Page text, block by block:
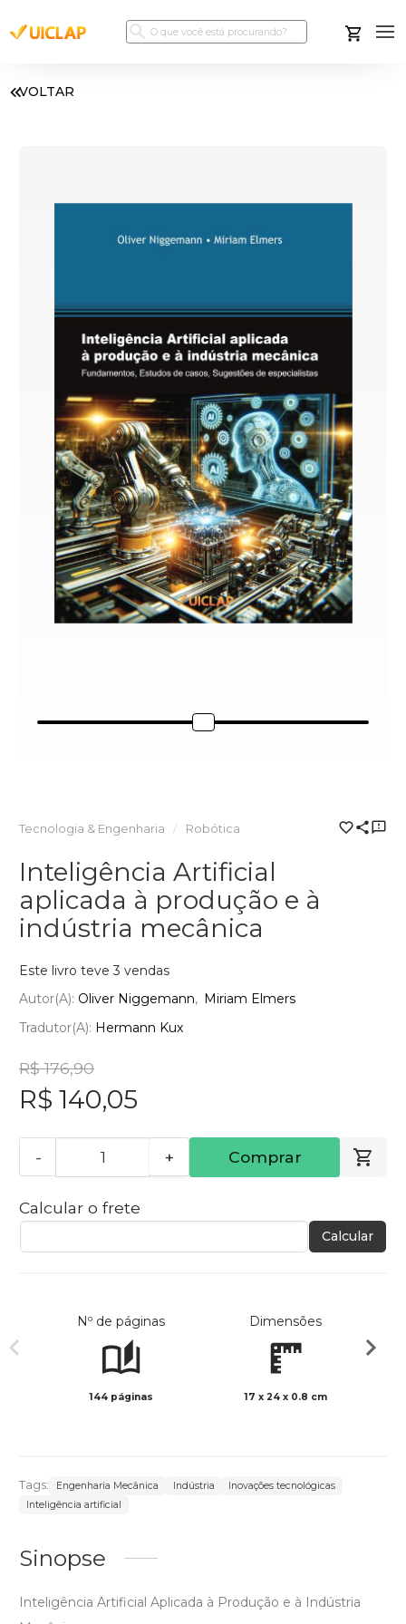
VOLTAR
Tecnologia & Engenharia Robótica
Inteligência Artificial
aplicada à produção e à
indústria mecânica
Este livro teve 3 vendas
Autor(a): Oliver Niggemann
Miriam Elmers
Tradutor(a): Hermann Kux
R$ 176,90
R$ 140,05
- + Comprar
Calcular o frete
Calcular
Nº de páginas
144 páginas
Dimensões
17 x 24 x 0.8 cm
Tags: Engenharia Mecânica Indústria
Inovações tecnológicas
Inteligência artificial
Sinopse
Inteligência Artificial Aplicada à Produção e à Indústria